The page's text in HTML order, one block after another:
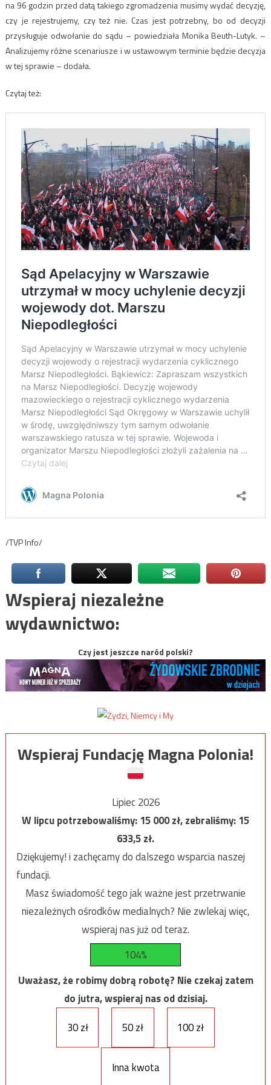
na 96 godzin przed datą takiego zgromadzenia musimy wydać decyzję,
czy je rejestrujemy, czy też nie. Czas jest potrzebny, bo od decyzji
przysługuje odwołanie do sądu – powiedziała Monika Beuth-Lutyk. –
Analizujemy różne scenariusze i w ustawowym terminie będzie decyzja
w tej sprawie – dodała.
Czytaj też:
/TVP Info/
Wspieraj niezależne
wydawnictwo:
Czy jest jeszcze naród polski?
Wspieraj Fundację Magna Polonia!
Lipiec 2026
W lipcu potrzebowaliśmy:15 000zł, zebraliśmy:15
633,5zł.
Dziękujemy! i zachęcamy do dalszego wsparcia naszej
fundacji.
Masz świadomość tego jak ważne jest przetrwanie
niezależnych ośrodków medialnych? Nie zwlekaj więc,
wspieraj nas już od teraz.
104%
Uważasz, że robimy dobrą robotę? Nie czekaj zatem
do jutra, wspieraj nas od dzisiaj.
30 zł
50 zł 100 zł
Inna kwota